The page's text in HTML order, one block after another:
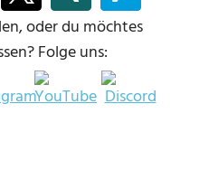
oder du möchtes
Folge uns: